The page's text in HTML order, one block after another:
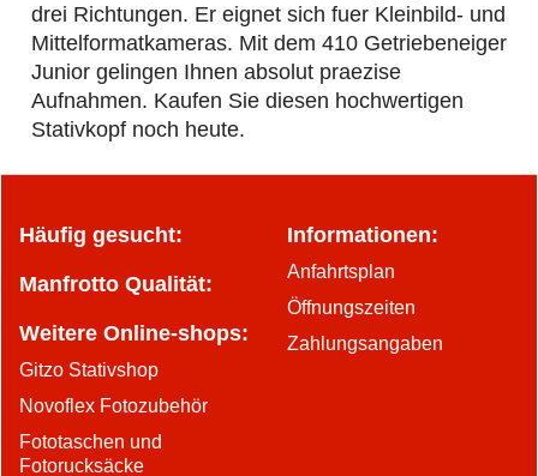
drei Richtungen. Er eignet sich fuer Kleinbild- und
Mittelformatkameras. Mit dem 410 Getriebeneiger
Junior gelingen Ihnen absolut praezise
Aufnahmen. Kaufen Sie diesen hochwertigen
Stativkopf noch heute.
Häufig gesucht: Informationen:
Anfahrtsplan
Öffnungszeiten
Zahlungsangaben
Manfrotto Qualität:
Weitere Online-shops:
Gitzo Stativshop
Novoflex Fotozubehör
Fototaschen und
Fotorucksäcke